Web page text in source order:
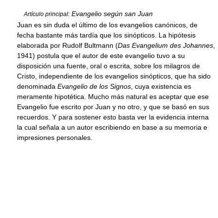
Artículo principal: Evangelio según san Juan
Juan es sin duda el último de los evangelios canónicos, de
fecha bastante más tardía que los sinópticos. La hipótesis
elaborada por Rudolf Bultmann (Das Evangelium des Johannes,
1941) postula que el autor de este evangelio tuvo a su
disposición una fuente, oral o escrita, sobre los milagros de
Cristo, independiente de los evangelios sinópticos, que ha sido
denominada Evangelio de los Signos, cuya existencia es
meramente hipotética. Mucho más natural es aceptar que ese
Evangelio fue escrito por Juan y no otro, y que se basó en sus
recuerdos. Y para sostener esto basta ver la evidencia interna
la cual señala a un autor escribiendo en base a su memoria e
impresiones personales.